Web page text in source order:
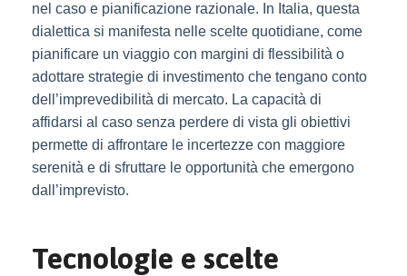
nel caso e pianificazione razionale. In Italia, questa
dialettica si manifesta nelle scelte quotidiane, come
pianificare un viaggio con margini di flessibilità o
adottare strategie di investimento che tengano conto
dell’imprevedibilità di mercato. La capacità di
affidarsi al caso senza perdere di vista gli obiettivi
permette di affrontare le incertezze con maggiore
serenità e di sfruttare le opportunità che emergono
dall’imprevisto.
Tecnologie e scelte